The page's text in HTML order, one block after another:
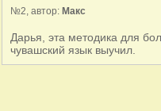
№2, автор: Макс
Дарья, эта методика для
чувашский язык выучил.